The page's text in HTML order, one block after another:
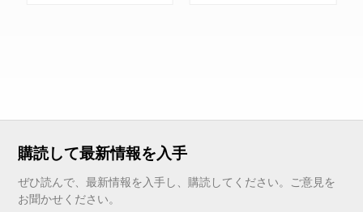
もっと見る
購読して最新情報を入手
ぜひ読んで、最新情報を入手し、購読してください。ご意見を
お聞かせください。